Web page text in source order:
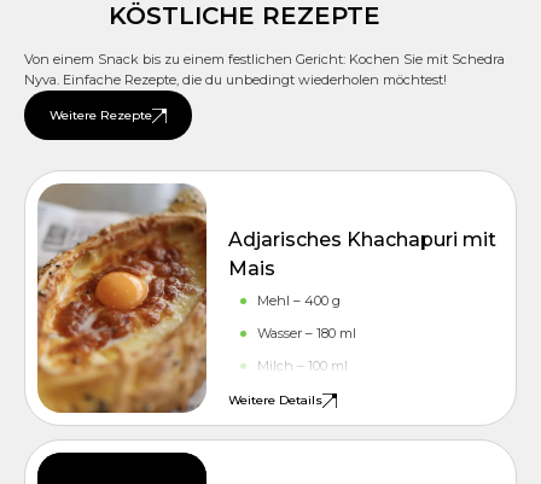
KÖSTLICHE REZEPTE
Von einem Snack bis zu einem festlichen Gericht: Kochen Sie mit Schedra
Nyva. Einfache Rezepte, die du unbedingt wiederholen möchtest!
Weitere Rezepte
Adjarisches Khachapuri mit
Mais
Mehl – 400 g
Wasser – 180 ml
Milch – 100 ml
Sonnenblumenöl — 2 EL l. Löffel
Trockenhefe – 1 Teelöffel
Weitere Details